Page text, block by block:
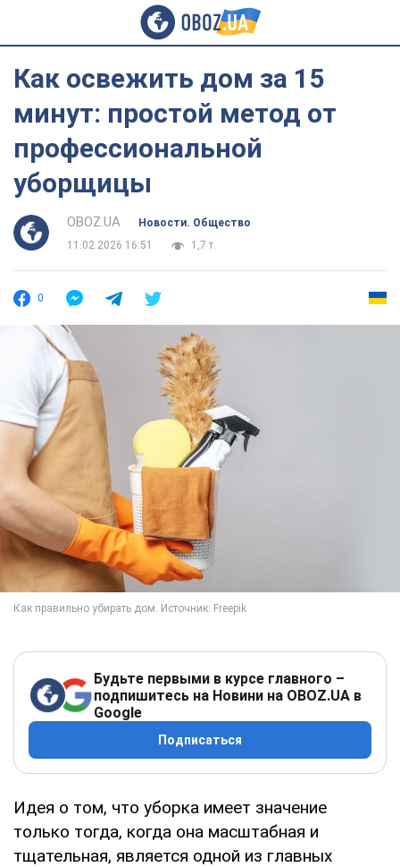
Как освежить дом за 15
минут: простой метод от
профессиональной
уборщицы
OBOZ.UA
Новости. Общество
11.02.2026 16:51
1,7 т.
0
Будьте первыми в курсе главного –
подпишитесь на Новини на OBOZ.UA в
Google
Подписаться
Идея о том, что уборка имеет значение
только тогда, когда она масштабная и
тщательная, является одной из главных